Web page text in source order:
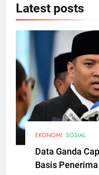
Latest posts
EKONOMI SOSIAL
Data Ganda
Basis